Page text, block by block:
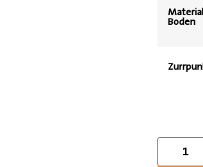
Material
Boden